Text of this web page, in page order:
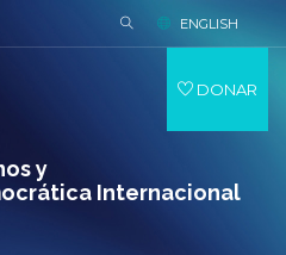
y
Internacional
ENGLISH
DONAR